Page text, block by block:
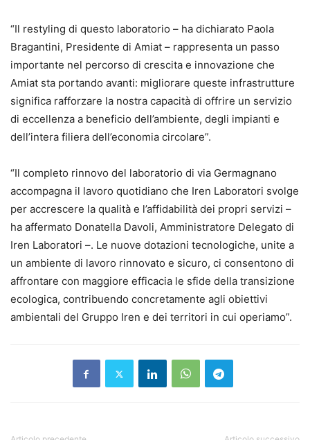
“Il restyling di questo laboratorio – ha dichiarato Paola
Bragantini, Presidente di Amiat – rappresenta un passo
importante nel percorso di crescita e innovazione che
Amiat sta portando avanti: migliorare queste infrastrutture
significa rafforzare la nostra capacità di offrire un servizio
di eccellenza a beneficio dell’ambiente, degli impianti e
dell’intera filiera dell’economia circolare”.
“Il completo rinnovo del laboratorio di via Germagnano
accompagna il lavoro quotidiano che Iren Laboratori svolge
per accrescere la qualità e l’affidabilità dei propri servizi –
ha affermato Donatella Davoli, Amministratore Delegato di
Iren Laboratori –. Le nuove dotazioni tecnologiche, unite a
un ambiente di lavoro rinnovato e sicuro, ci consentono di
affrontare con maggiore efficacia le sfide della transizione
ecologica, contribuendo concretamente agli obiettivi
ambientali del Gruppo Iren e dei territori in cui operiamo”.